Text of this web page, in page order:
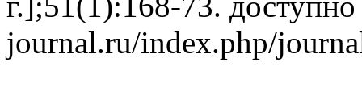
journal.ru/index.php/